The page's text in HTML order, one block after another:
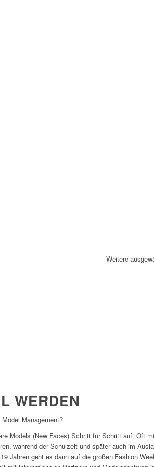
Weitere
WERDEN
Management?
Models (New Faces) Schritt für Schritt auf. Oft
wahrend der Schulzeit und später auch im
Jahren geht es dann auf die großen Fashion